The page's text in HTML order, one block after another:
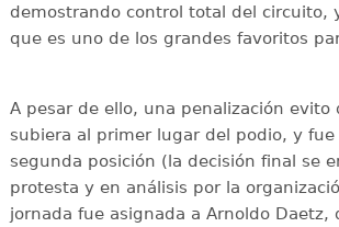
demostrando control total del circuito,
que es uno de los grandes favoritos
A pesar de ello, una penalización evito
subiera al primer lugar del podio, y fue
segunda posición (la decisión final se
protesta y en análisis por la
jornada fue asignada a Arnoldo Daetz,